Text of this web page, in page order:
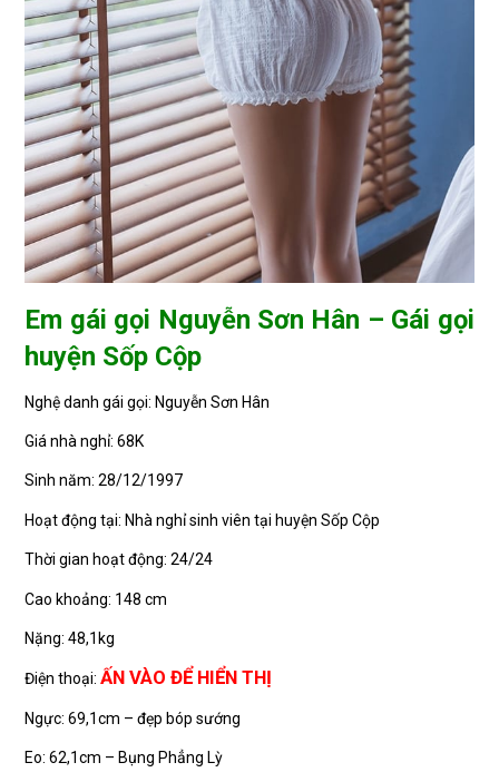
Em gái gọi Nguyễn Sơn Hân – Gái gọi
huyện Sốp Cộp
Nghệ danh gái gọi: Nguyễn Sơn Hân
Giá nhà nghỉ: 68K
Sinh năm: 28/12/1997
Hoạt động tại: Nhà nghỉ sinh viên tại huyện Sốp Cộp
Thời gian hoạt động: 24/24
Cao khoảng: 148 cm
Nặng: 48,1kg
Điện thoại:ẤN VÀO ĐỂ HIỂN THỊ
Ngực: 69,1cm – đẹp bóp sướng
Eo: 62,1cm – Bụng Phẳng Lỳ